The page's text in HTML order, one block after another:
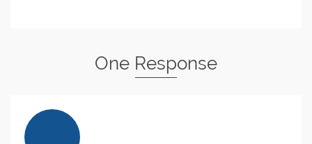
One Response